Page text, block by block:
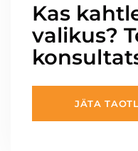
Kas
valikus?
JÄTA